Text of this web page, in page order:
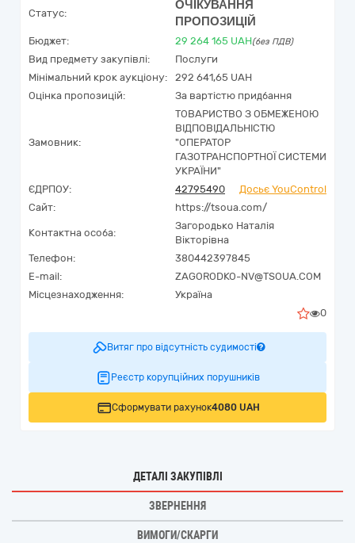
Статус:
ОЧІКУВАННЯ
ПРОПОЗИЦІЙ
Бюджет: 29 264 165 UAH(без ПДВ)
Вид предмету закупівлі:
Послуги
Мінімальний крок аукціону:
292 641,65 UAH
Оцінка пропозицій:
За вартістю придбання
Замовник:
ТОВАРИСТВО З ОБМЕЖЕНОЮ
ВІДПОВІДАЛЬНІСТЮ
"ОПЕРАТОР
ГАЗОТРАНСПОРТНОЇ СИСТЕМИ
УКРАЇНИ"
ЄДРПОУ:
42795490
Досьє YouControl
Сайт:
https://tsoua.com/
Контактна особа:
Загородько Наталія
Вікторівна
Телефон:
380442397845
E-mail:
ZAGORODKO-NV@TSOUA.COM
Місцезнаходження:
Україна
0
Витяг про відсутність судимості
Реєстр корупційних порушників
Сформувати рахунок4080 UAH
ДЕТАЛІ ЗАКУПІВЛІ
ЗВЕРНЕННЯ
ВИМОГИ/СКАРГИ